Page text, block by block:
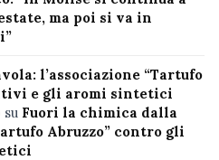
ma poi si va in
l’associazione “Tartufo
e gli aromi sintetici
su Fuori la chimica dalla
Abruzzo” contro gli